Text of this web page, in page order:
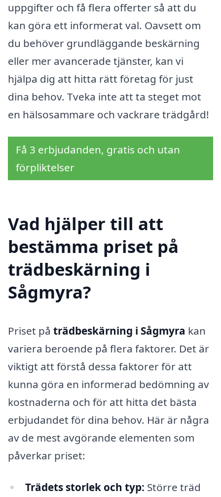
uppgifter och få flera offerter så att du
kan göra ett informerat val. Oavsett om
du behöver grundläggande beskärning
eller mer avancerade tjänster, kan vi
hjälpa dig att hitta rätt företag för just
dina behov. Tveka inte att ta steget mot
en hälsosammare och vackrare trädgård!
Få 3 erbjudanden, gratis och utan
förpliktelser
Vad hjälper till att
bestämma priset på
trädbeskärning i
Sågmyra?
Priset på trädbeskärning i Sågmyra kan
variera beroende på flera faktorer. Det är
viktigt att förstå dessa faktorer för att
kunna göra en informerad bedömning av
kostnaderna och för att hitta det bästa
erbjudandet för dina behov. Här är några
av de mest avgörande elementen som
påverkar priset:
Trädets storlek och typ: Större träd